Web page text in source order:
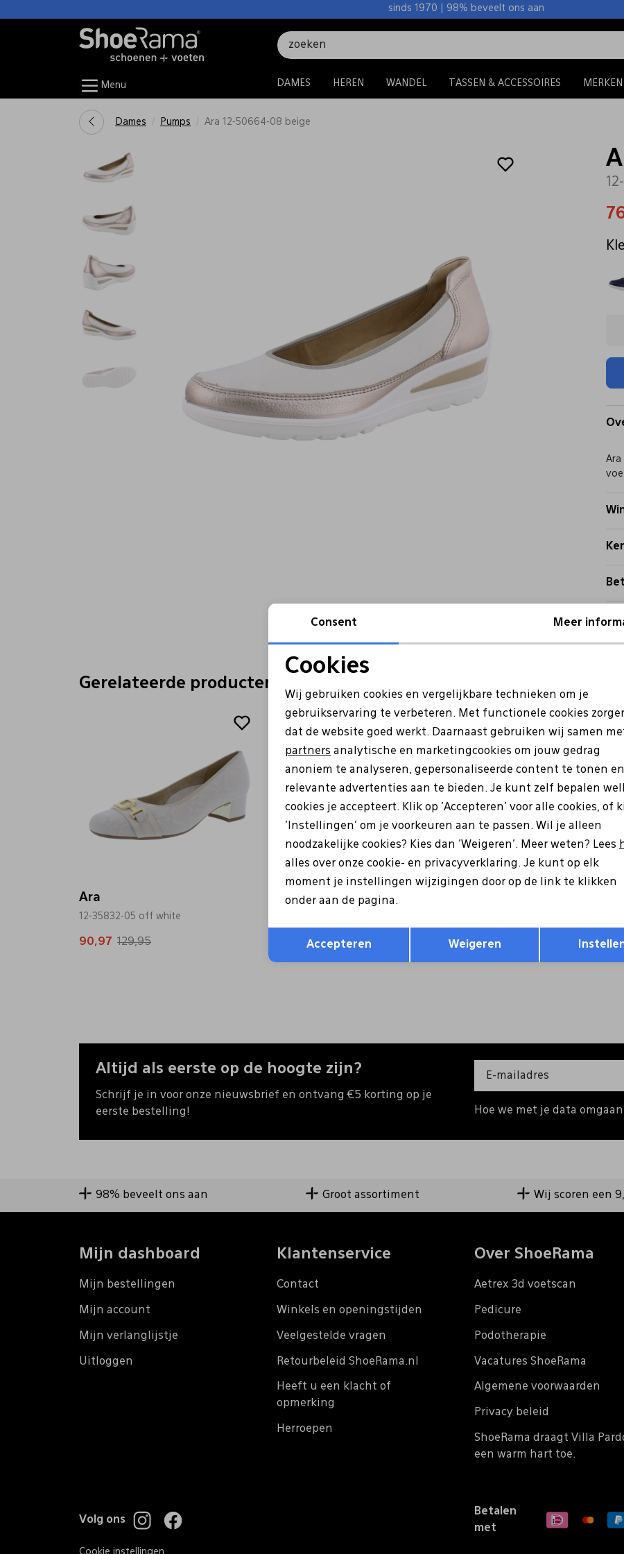
sinds 1970 | 98% beveelt ons aan
Menu DAMES HEREN WANDEL TASSEN & ACCESSOIRES MERKEN
Dames Pumps Ara 12-50664-08 beige
Ara
Gerelateerde producten
Ara
12-35832-05 off white
90,97 129,95
Sale
Ara
90,97 129,95
Sale
76,97
Altijd als eerste op de hoogte zijn?
Schrijf je in voor onze nieuwsbrief en ontvang €5 korting op je
eerste bestelling!
Hoe we met je data
98% beveelt ons aan Groot assortiment Wij scoren een
Mijn dashboard
Mijn bestellingen
Mijn account
Mijn verlanglijstje
Uitloggen
Klantenservice
Contact
Winkels en openingstijden
Veelgestelde vragen
Retourbeleid ShoeRama.nl
Heeft u een klacht of
opmerking
Herroepen
Over ShoeRama
Aetrex 3d voetscan
Pedicure
Podotherapie
Vacatures ShoeRama
Algemene voorwaarden
Privacy beleid
ShoeRama draagt Villa
een warm hart toe.
Volg ons
Betalen
met
Noodzakelijke cookies
Analytische cookies Marketing cookies
Terug Opslaan
Consent Meer
Cookies
Wij gebruiken cookies en vergelijkbare technieken om je
gebruikservaring te verbeteren. Met functionele cookies
dat de website goed werkt. Daarnaast gebruiken wij samen
partners analytische en marketingcookies om jouw gedrag
anoniem te analyseren, gepersonaliseerde content te tonen en
relevante advertenties aan te bieden. Je kunt zelf bepalen
cookies je accepteert. Klik op 'Accepteren' voor alle cookies, of
'Instellingen' om je voorkeuren aan te passen. Wil je alleen
noodzakelijke cookies? Kies dan 'Weigeren'. Meer weten? Lees
alles over onze cookie- en privacyverklaring. Je kunt op elk
moment je instellingen wijzigingen door op de link te klikken
onder aan de pagina.
Accepteren Weigeren